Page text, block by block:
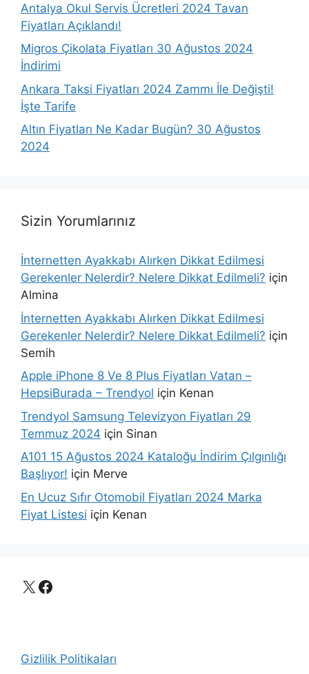
Antalya Okul Servis Ücretleri 2024 Tavan
Fiyatları Açıklandı!
Migros Çikolata Fiyatları 30 Ağustos 2024
İndirimi
Ankara Taksi Fiyatları 2024 Zammı İle Değişti!
İşte Tarife
Altın Fiyatları Ne Kadar Bugün? 30 Ağustos
2024
Sizin Yorumlarınız
İnternetten Ayakkabı Alırken Dikkat Edilmesi
Gerekenler Nelerdir? Nelere Dikkat Edilmeli? için
Almina
İnternetten Ayakkabı Alırken Dikkat Edilmesi
Gerekenler Nelerdir? Nelere Dikkat Edilmeli? için
Semih
Apple iPhone 8 Ve 8 Plus Fiyatları Vatan –
HepsiBurada – Trendyol için Kenan
Trendyol Samsung Televizyon Fiyatları 29
Temmuz 2024 için Sinan
A101 15 Ağustos 2024 Kataloğu İndirim Çılgınlığı
Başlıyor! için Merve
En Ucuz Sıfır Otomobil Fiyatları 2024 Marka
Fiyat Listesi için Kenan
X Facebook
Gizlilik Politikaları